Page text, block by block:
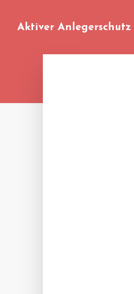
Aktiver Anlegerschutz